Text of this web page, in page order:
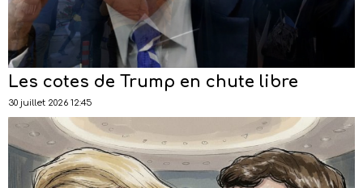
Les cotes de Trump en chute libre
30 juillet 2026 12:45